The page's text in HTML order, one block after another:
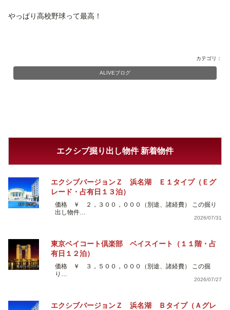
やっぱり高校野球って最高！
カテゴリ：
ALIVEブログ
エクシブ掘り出し物件 新着物件
エクシブバージョンＺ 浜名湖 Ｅ１タイプ（Ｅグ
レード・占有日１３泊）
価格 ￥ ２，３００，０００（別途、諸経費） この掘り
出し物件…
2026/07/31
東京ベイコート倶楽部 ベイスイート（１１階・占
有日１２泊）
価格 ￥ ３，５００，０００（別途、諸経費） この掘
り…
2026/07/27
エクシブバージョンＺ 浜名湖 Ｂタイプ（Ａグレ